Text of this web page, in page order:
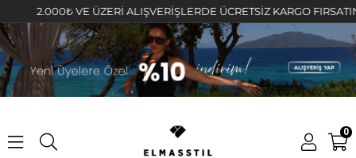
2.000₺ VE ÜZERİ ALIŞVERİŞLERDE ÜCRETSİZ KARGO FIRSATINI
0